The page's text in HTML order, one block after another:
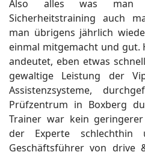
Also alles was man
Sicherheitstraining auch
man übrigens jährlich
einmal mitgemacht und gut.
andeutet, eben etwas
gewaltige Leistung der
Assistenzsysteme,
Prüfzentrum in Boxberg
Trainer war kein
der Experte schlechthin
Geschäftsführer von drive